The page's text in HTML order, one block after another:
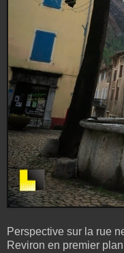
Perspective sur la rue
Reviron en premier